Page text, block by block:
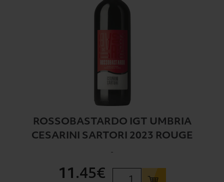
ROSSOBASTARDO IGT UMBRIA
CESARINI SARTORI 2023 ROUGE
-
11 .45€